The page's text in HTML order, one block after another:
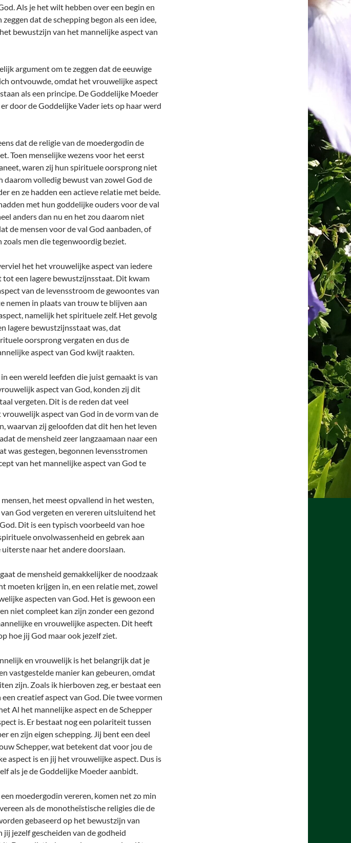
Als je het wilt hebben over een begin en
dat de schepping begon als een idee,
bewustzijn van het mannelijke aspect van
argument om te zeggen dat de eeuwige
ontvouwde, omdat het vrouwelijke aspect
als een principe. De Goddelijke Moeder
door de Goddelijke Vader iets op haar werd
dat de religie van de moedergodin de
Toen menselijke wezens voor het eerst
waren zij hun spirituele oorsprong niet
daarom volledig bewust van zowel God de
en ze hadden een actieve relatie met beide.
met hun goddelijke ouders voor de val
anders dan nu en het zou daarom niet
de mensen voor de val God aanbaden, of
zoals men die tegenwoordig beziet.
het het vrouwelijke aspect van iedere
tot een lagere bewustzijnsstaat. Dit kwam
van de levensstroom de gewoontes van
nemen in plaats van trouw te blijven aan
namelijk het spirituele zelf. Het gevolg
lagere bewustzijnsstaat was, dat
oorsprong vergaten en dus de
aspect van God kwijt raakten.
een wereld leefden die juist gemaakt is van
aspect van God, konden zij dit
vergeten. Dit is de reden dat veel
aspect van God in de vorm van de
waarvan zij geloofden dat dit hen het leven
de mensheid zeer langzaamaan naar een
was gestegen, begonnen levensstromen
van het mannelijke aspect van God te
het meest opvallend in het westen,
God vergeten en vereren uitsluitend het
Dit is een typisch voorbeeld van hoe
onvolwassenheid en gebrek aan
naar het andere doorslaan.
de mensheid gemakkelijker de noodzaak
moeten krijgen in, en een relatie met, zowel
aspecten van God. Het is gewoon een
niet compleet kan zijn zonder een gezond
en vrouwelijke aspecten. Dit heeft
hoe jij God maar ook jezelf ziet.
en vrouwelijk is het belangrijk dat je
vastgestelde manier kan gebeuren, omdat
zijn. Zoals ik hierboven zeg, er bestaat een
creatief aspect van God. Die twee vormen
Al het mannelijke aspect en de Schepper
is. Er bestaat nog een polariteit tussen
en zijn eigen schepping. Jij bent een deel
Schepper, wat betekent dat voor jou de
aspect is en jij het vrouwelijke aspect. Dus is
als je de Goddelijke Moeder aanbidt.
moedergodin vereren, komen net zo min
als de monotheïstische religies die de
gebaseerd op het bewustzijn van
jij jezelf gescheiden van de godheid